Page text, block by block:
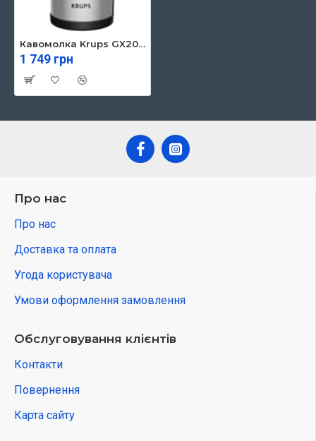
Кавомолка Krups GX204D10
1 749 грн
Про нас
Про нас
Доставка та оплата
Угода користувача
Умови оформлення замовлення
Обслуговування клієнтів
Контакти
Повернення
Карта сайту